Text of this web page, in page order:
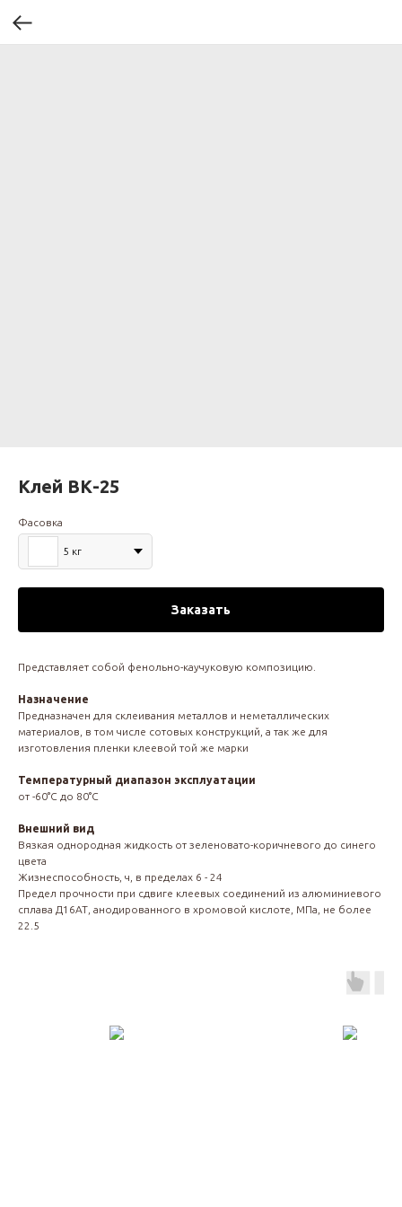
Клей ВК-25
Фасовка
5 кг
Заказать
Представляет собой фенольно-каучуковую композицию.
Назначение
Предназначен для склеивания металлов и неметаллических
материалов, в том числе сотовых конструкций, а так же для
изготовления пленки клеевой той же марки
Температурный диапазон эксплуатации
от -60°С до 80°С
Внешний вид
Вязкая однородная жидкость от зеленовато-коричневого до синего
цвета
Жизнеспособность, ч, в пределах 6 - 24
Предел прочности при сдвиге клеевых соединений из алюминиевого
сплава Д16АТ, анодированного в хромовой кислоте, МПа, не более
22.5